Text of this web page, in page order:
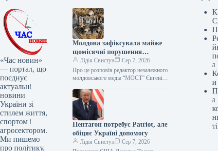
«Час новин»
— портал, що
поєднує
актуальні
новини
України зі
стилем життя,
спортом і
агросектором.
Ми пишемо
про політику,
Молдова зафіксувала майже
щомісячні порушення
повітряного простору
російськими дронами
Лідія Свистун
Сер 7, 2026
Про це розповів редактор незалежного
молдовського медіа “МОСТ” Євгеній
“Український фокус. Ранок”. Майже
щомісяця…
Пентагон потребує Patriot, але
обіцяє Україні допомогу
Лідія Свистун
Сер 7, 2026
а
и
а
ті